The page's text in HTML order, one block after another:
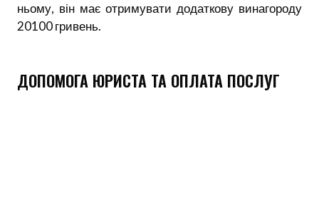
ньому, він має отримувати додаткову винагороду
20100 гривень.
ДОПОМОГА ЮРИСТА ТА ОПЛАТА ПОСЛУГ